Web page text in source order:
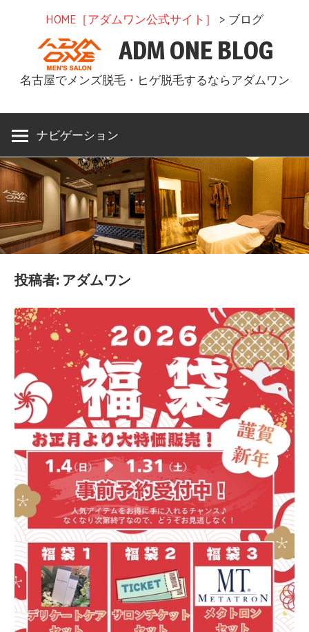
へ
ッ
プ
HOME［アダムワン公式サイト］ > ブログ
ADM ONE BLOG
名古屋でメンズ脱毛・ヒゲ脱毛するならアダムワン
ナビゲーション
投稿者: アダムワン